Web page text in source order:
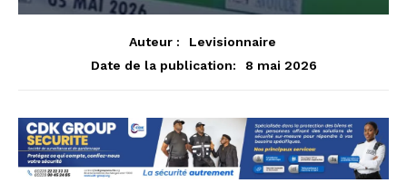
Auteur :
Levisionnaire
Date de la publication:
8 mai 2026